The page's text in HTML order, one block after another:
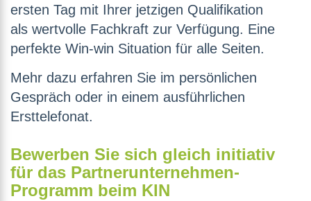
ersten Tag mit Ihrer jetzigen Qualifikation
als wertvolle Fachkraft zur Verfügung. Eine
perfekte Win-win Situation für alle Seiten.
Mehr dazu erfahren Sie im persönlichen
Gespräch oder in einem ausführlichen
Ersttelefonat.
Bewerben Sie sich gleich initiativ
für das Partnerunternehmen-
Programm beim KIN